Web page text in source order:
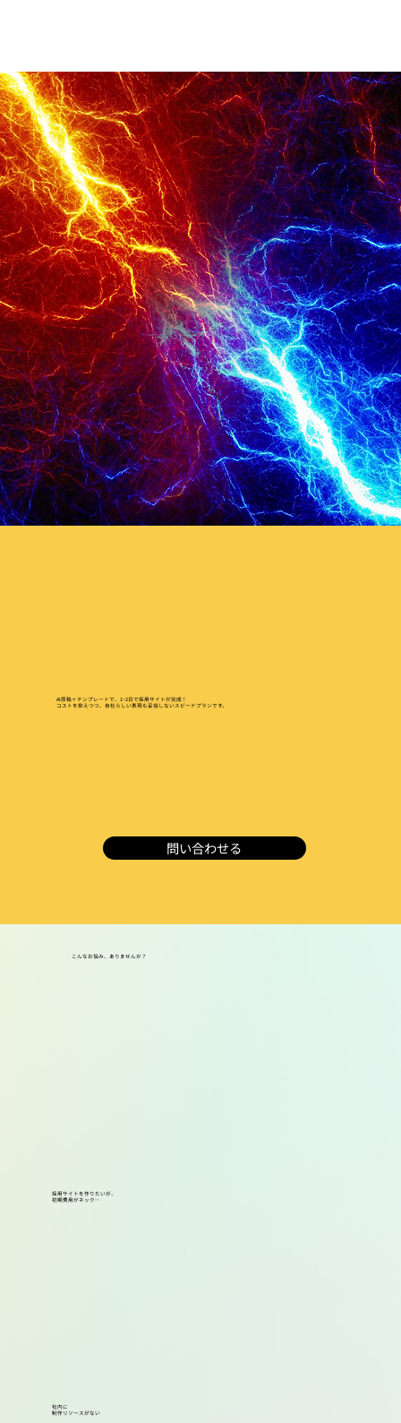
AI原稿＋テンプレートで、1~2日で採用サイトが完成！
コストを抑えつつ、自社らしい表現も妥協しないスピードプランです。
問い合わせる
こんなお悩み、ありませんか？
採用サイトを作りたいが、
初期費用がネック…
社内に
制作リソースがない